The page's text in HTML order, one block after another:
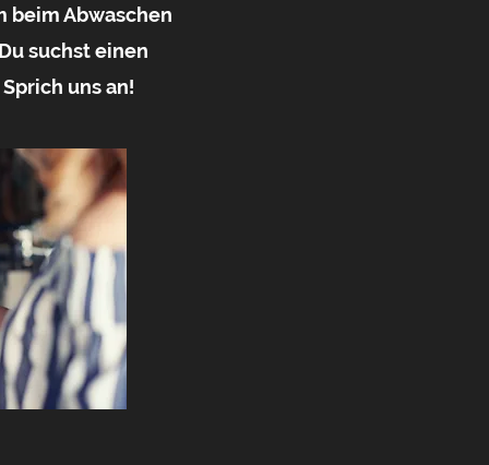
beim Abwaschen
suchst einen
uns an!